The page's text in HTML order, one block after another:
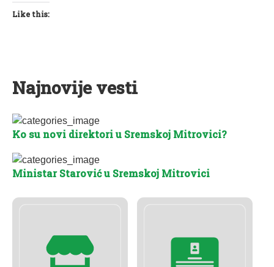
Like this:
Najnovije vesti
Ko su novi direktori u Sremskoj Mitrovici?
Ministar Starović u Sremskoj Mitrovici